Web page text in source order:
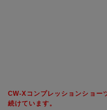
CW-Xコンプレッションショー
続けています。